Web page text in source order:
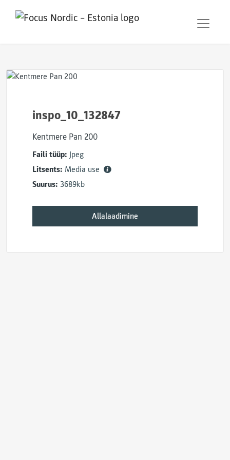
inspo_10_132847
Kentmere Pan 200
Faili tüüp: Jpeg
Litsents: Media use
Suurus: 3689kb
Allalaadimine